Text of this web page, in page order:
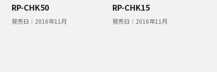
RP-CHK50
発売日： 2016年11月
RP-CHK15
発売日： 2016年11月